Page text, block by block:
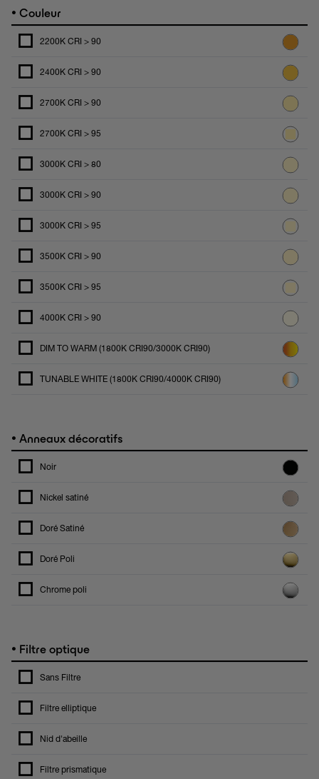
• Couleur
2200K CRI > 90
2400K CRI > 90
2700K CRI > 90
2700K CRI > 95
3000K CRI > 80
3000K CRI > 90
3000K CRI > 95
3500K CRI > 90
3500K CRI > 95
4000K CRI > 90
DIM TO WARM (1800K CRI90/3000K CRI90)
TUNABLE WHITE (1800K CRI90/4000K CRI90)
• Anneaux décoratifs
Noir
Nickel satiné
Doré Satiné
Doré Poli
Chrome poli
• Filtre optique
Sans Filtre
Filtre elliptique
Nid d'abeille
Filtre prismatique